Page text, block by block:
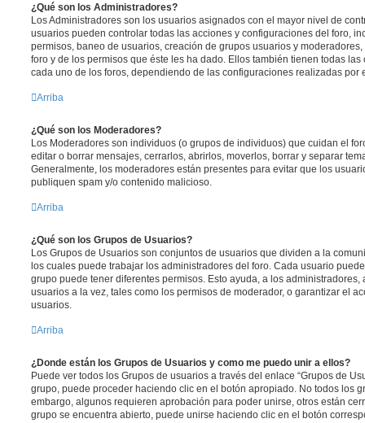
¿Qué son los Administradores?
Los Administradores son los usuarios asignados con el mayor nivel de
usuarios pueden controlar todas las acciones y configuraciones del foro,
permisos, baneo de usuarios, creación de grupos usuarios y
foro y de los permisos que éste les ha dado. Ellos también tienen todas
cada uno de los foros, dependiendo de las configuraciones realizadas por
Arriba
¿Qué son los Moderadores?
Los Moderadores son individuos (o grupos de individuos) que cuidan el
editar o borrar mensajes, cerrarlos, abrirlos, moverlos, borrar y separar
Generalmente, los moderadores están presentes para evitar que los
publiquen spam y/o contenido malicioso.
Arriba
¿Qué son los Grupos de Usuarios?
Los Grupos de Usuarios son conjuntos de usuarios que dividen a la
los cuales puede trabajar los administradores del foro. Cada usuario
grupo puede tener diferentes permisos. Esto ayuda, a los
usuarios a la vez, tales como los permisos de moderador, o garantizar el
usuarios.
Arriba
¿Donde están los Grupos de Usuarios y como me puedo unir a ellos?
Puede ver todos los Grupos de usuarios a través del enlace “Grupos de
grupo, puede proceder haciendo clic en el botón apropiado. No todos los
embargo, algunos requieren aprobación para poder unirse, otros están
grupo se encuentra abierto, puede unirse haciendo clic en el botón